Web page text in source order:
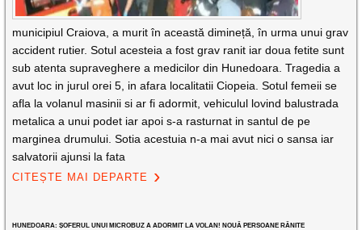
municipiul Craiova, a murit în această dimineță, în urma unui grav
accident rutier. Sotul acesteia a fost grav ranit iar doua fetite sunt
sub atenta supraveghere a medicilor din Hunedoara. Tragedia a
avut loc in jurul orei 5, in afara localitatii Ciopeia. Sotul femeii se
afla la volanul masinii si ar fi adormit, vehiculul lovind balustrada
metalica a unui podet iar apoi s-a rasturnat in santul de pe
marginea drumului. Sotia acestuia n-a mai avut nici o sansa iar
salvatorii ajunsi la fata
CITEȘTE MAI DEPARTE
HUNEDOARA: ȘOFERUL UNUI MICROBUZ A ADORMIT LA VOLAN! NOUĂ PERSOANE RĂNITE